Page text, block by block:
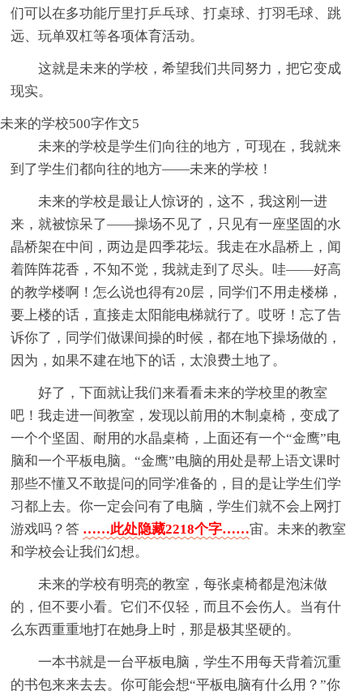
们可以在多功能厅里打乒乓球、打桌球、打羽毛球、跳
远、玩单双杠等各项体育活动。
这就是未来的学校，希望我们共同努力，把它变成
现实。
未来的学校500字作文5
未来的学校是学生们向往的地方，可现在，我就来
到了学生们都向往的地方——未来的学校！
未来的学校是最让人惊讶的，这不，我这刚一进
来，就被惊呆了——操场不见了，只见有一座坚固的水
晶桥架在中间，两边是四季花坛。我走在水晶桥上，闻
着阵阵花香，不知不觉，我就走到了尽头。哇——好高
的教学楼啊！怎么说也得有20层，同学们不用走楼梯，
要上楼的话，直接走太阳能电梯就行了。哎呀！忘了告
诉你了，同学们做课间操的时候，都在地下操场做的，
因为，如果不建在地下的话，太浪费土地了。
好了，下面就让我们来看看未来的学校里的教室
吧！我走进一间教室，发现以前用的木制桌椅，变成了
一个个坚固、耐用的水晶桌椅，上面还有一个“金鹰”电
脑和一个平板电脑。“金鹰”电脑的用处是帮上语文课时
那些不懂又不敢提问的同学准备的，目的是让学生们学
习都上去。你一定会问有了电脑，学生们就不会上网打
游戏吗？答 ……此处隐藏2218个字……宙。未来的教室
和学校会让我们幻想。
未来的学校有明亮的教室，每张桌椅都是泡沫做
的，但不要小看。它们不仅轻，而且不会伤人。当有什
么东西重重地打在她身上时，那是极其坚硬的。
一本书就是一台平板电脑，学生不用每天背着沉重
的书包来来去去。你可能会想“平板电脑有什么用？”你